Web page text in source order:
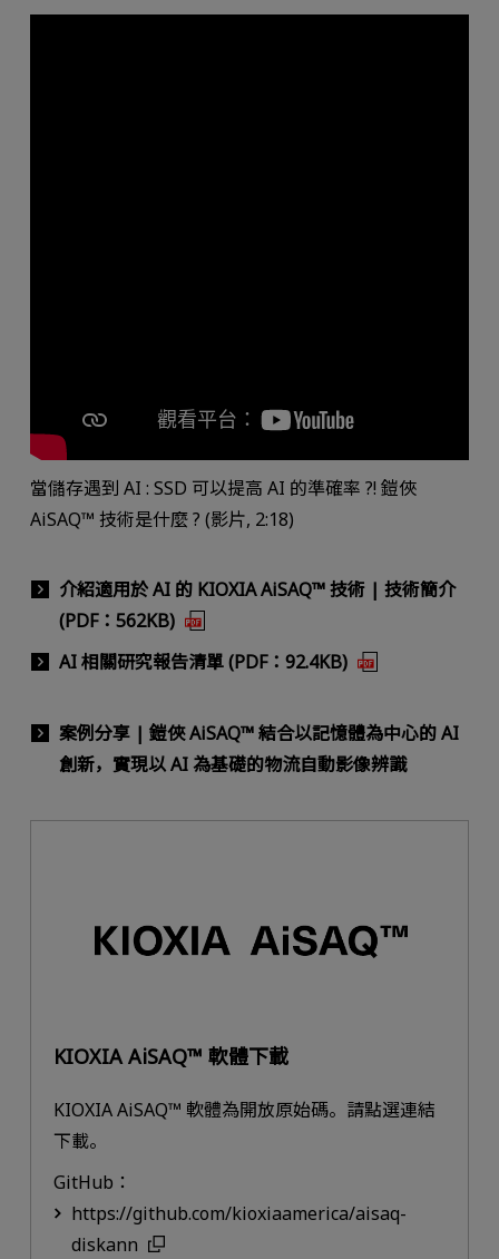
當儲存遇到 AI : SSD 可以提高 AI 的準確率 ?! 鎧俠
AiSAQ™ 技術是什麼 ? (影片, 2:18)
介紹適用於 AI 的 KIOXIA AiSAQ™ 技術 | 技術簡介
(PDF：562KB)
AI 相關研究報告清單 (PDF：92.4KB)
案例分享 | 鎧俠 AiSAQ™ 結合以記憶體為中心的 AI
創新，實現以 AI 為基礎的物流自動影像辨識
KIOXIA AiSAQ™ 軟體下載
KIOXIA AiSAQ™ 軟體為開放原始碼。請點選連結
下載。
GitHub：
https://github.com/kioxiaamerica/aisaq-
diskann